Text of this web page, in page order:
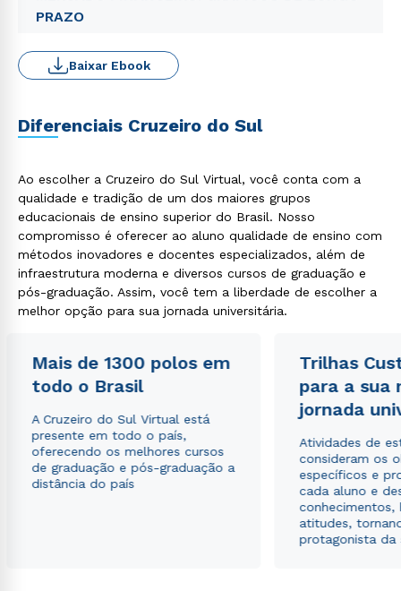
PRAZO
Baixar Ebook
Diferenciais Cruzeiro do Sul
Ao escolher a Cruzeiro do Sul Virtual, você conta com a
qualidade e tradição de um dos maiores grupos
educacionais de ensino superior do Brasil. Nosso
compromisso é oferecer ao aluno qualidade de ensino com
métodos inovadores e docentes especializados, além de
infraestrutura moderna e diversos cursos de graduação e
pós-graduação. Assim, você tem a liberdade de escolher a
melhor opção para sua jornada universitária.
Mais de 1300 polos em
todo o Brasil
A Cruzeiro do Sul Virtual está
presente em todo o país,
oferecendo os melhores cursos
de graduação e pós-graduação a
distância do país
Trilhas
para a sua
jornada
Atividades de
consideram os
específicos e
cada aluno e
conhecimentos,
atitudes,
protagonista da